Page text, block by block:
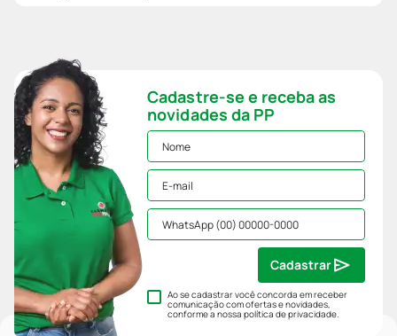
Cadastre-se e receba as
novidades da PP
Ao se cadastrar você concorda em receber
comunicação com ofertas e novidades,
conforme a nossapolítica de privacidade.
Cadastrar